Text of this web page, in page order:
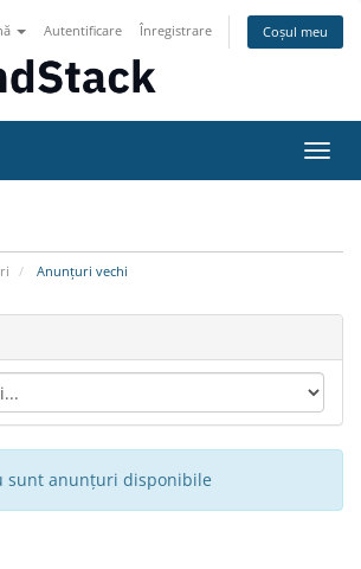
Autentificare Înregistrare Coșul meu
Anunțuri vechi
sunt anunțuri disponibile